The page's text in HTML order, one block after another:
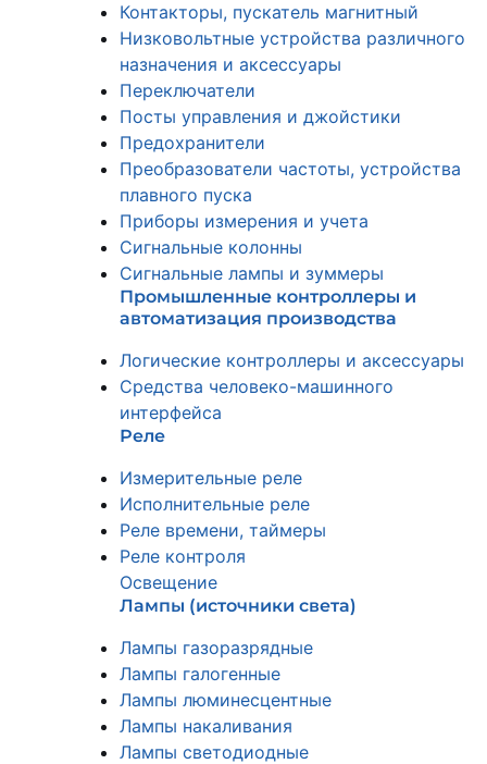
Контакторы, пускатель магнитный
Низковольтные устройства различного
назначения и аксессуары
Переключатели
Посты управления и джойстики
Предохранители
Преобразователи частоты, устройства
плавного пуска
Приборы измерения и учета
Сигнальные колонны
Сигнальные лампы и зуммеры
Промышленные контроллеры и
автоматизация производства
Логические контроллеры и аксессуары
Средства человеко-машинного
интерфейса
Реле
Измерительные реле
Исполнительные реле
Реле времени, таймеры
Реле контроля
Освещение
Лампы (источники света)
Лампы газоразрядные
Лампы галогенные
Лампы люминесцентные
Лампы накаливания
Лампы светодиодные